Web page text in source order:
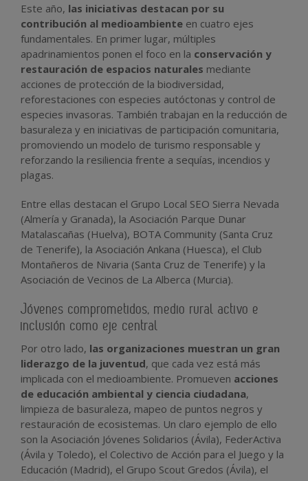
Este año, las iniciativas destacan por su
contribución al medioambiente en cuatro ejes
fundamentales. En primer lugar, múltiples
apadrinamientos ponen el foco en la conservación y
restauración de espacios naturales mediante
acciones de protección de la biodiversidad,
reforestaciones con especies autóctonas y control de
especies invasoras. También trabajan en la reducción de
basuraleza y en iniciativas de participación comunitaria,
promoviendo un modelo de turismo responsable y
reforzando la resiliencia frente a sequías, incendios y
plagas.
Entre ellas destacan el Grupo Local SEO Sierra Nevada
(Almería y Granada), la Asociación Parque Dunar
Matalascañas (Huelva), BOTA Community (Santa Cruz
de Tenerife), la Asociación Ankana (Huesca), el Club
Montañeros de Nivaria (Santa Cruz de Tenerife) y la
Asociación de Vecinos de La Alberca (Murcia).
Jóvenes comprometidos, medio rural activo e
inclusión como eje central
Por otro lado, las organizaciones muestran un gran
liderazgo de la juventud, que cada vez está más
implicada con el medioambiente. Promueven acciones
de educación ambiental y ciencia ciudadana,
limpieza de basuraleza, mapeo de puntos negros y
restauración de ecosistemas. Un claro ejemplo de ello
son la Asociación Jóvenes Solidarios (Ávila), FederActiva
(Ávila y Toledo), el Colectivo de Acción para el Juego y la
Educación (Madrid), el Grupo Scout Gredos (Ávila), el